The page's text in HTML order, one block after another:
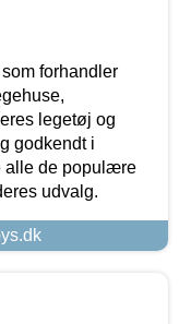
forhandler
legetøj og
godkendt i
alle de populære
udvalg.